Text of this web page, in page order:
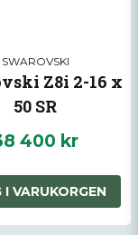
SWAROVSKI
Z8i 2-16 x
50 SR
400 kr
I VARUKORGEN